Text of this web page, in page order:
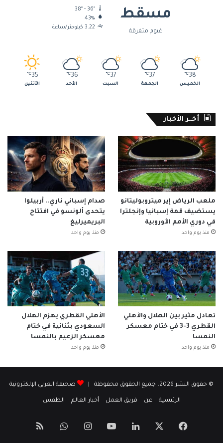
مسقط
غيوم متفرقة
38º - 36º
43%
3.22 كيلومتر/ساعة
38
℃
الخميس
37
℃
الجمعة
37
℃
السبت
36
℃
الأحد
35
℃
الأثنين
أخــر الأخبار
ملعب الرياض إير ميتروبوليتانو
يستضيف قمة إسبانيا وإنجلترا
في دوري الأمم الأوروبية
منذ يوم واحد
صدام إسباني ناري.. أربيلوا
يتحدى ألونسو في افتتاح
البريميرليغ
منذ يوم واحد
تعادل مثير بين الهلال والأهلي
القطري 3-3 في ختام معسكر
النمسا
منذ يوم واحد
الأهلي القطري يهزم الهلال
السعودي بثنائية في ختام
معسكر الزعيم بالنمسا
منذ يوم واحد
© حقوق النشر 2026، جميع الحقوق محفوظة | صحيفة العربي الإلكترونية
الرئيسية عن فريق العمل أخبار العالم الطقس
فيسبوك لينكدإن‫YouTubeانستقرامواتسابملخص